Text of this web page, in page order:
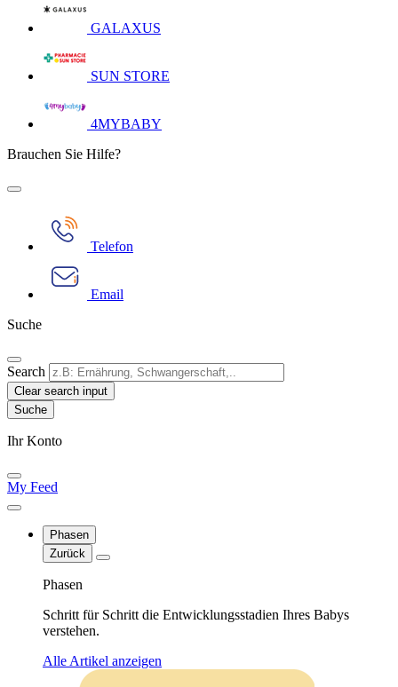
GALAXUS
SUN STORE
4MYBABY
Brauchen Sie Hilfe?
Telefon
Email
Suche
Search
Clear search input
Ihr Konto​
My Feed
Phasen
Zurück
Phasen
Schritt für Schritt die Entwicklungsstadien Ihres Babys
verstehen.
Alle Artikel anzeigen